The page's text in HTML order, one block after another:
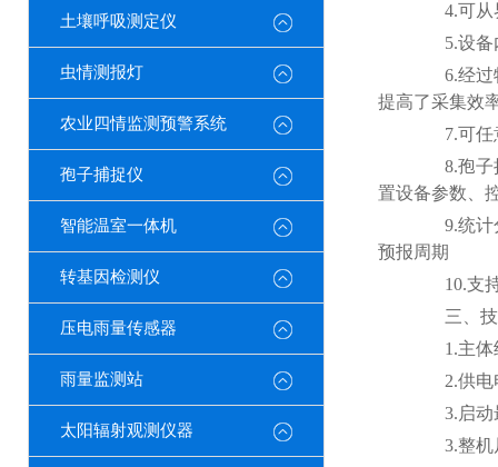
土壤呼吸测定仪
虫情测报灯
农业四情监测预警系统
孢子捕捉仪
智能温室一体机
转基因检测仪
压电雨量传感器
雨量监测站
太阳辐射观测仪器
4.可从界
5.设备内
6.经过特
提高了采集效
7.可任意
8.孢子捕
置设备参数、
9.统计分
预报周期
10.支持
三、技
1.主体
2.供电电
3.启动最
3.整机尺